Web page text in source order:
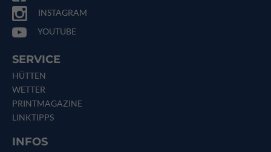
INSTAGRAM
YOUTUBE
SERVICE
HÜTTEN
WETTER
PRINTMAGAZINE
LINKTIPPS
INFOS